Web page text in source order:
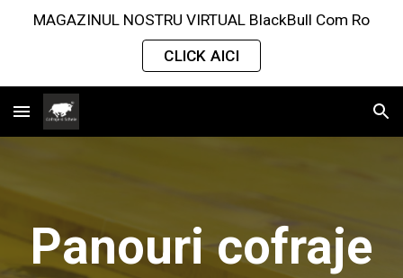
MAGAZINUL NOSTRU VIRTUAL BlackBull Com Ro
CLICK AICI
Panouri cofraje